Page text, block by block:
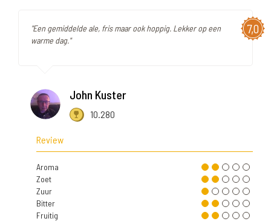
7,0
"Een gemiddelde ale, fris maar ook hoppig. Lekker op een
warme dag."
John Kuster
10.280
Review
Aroma
Zoet
Zuur
Bitter
Fruitig